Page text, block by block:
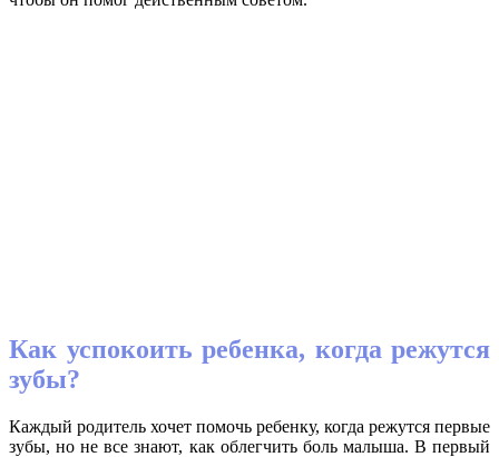
Как успокоить ребенка, когда режутся
зубы?
Каждый родитель хочет помочь ребенку, когда режутся первые
зубы, но не все знают, как облегчить боль малыша. В первый